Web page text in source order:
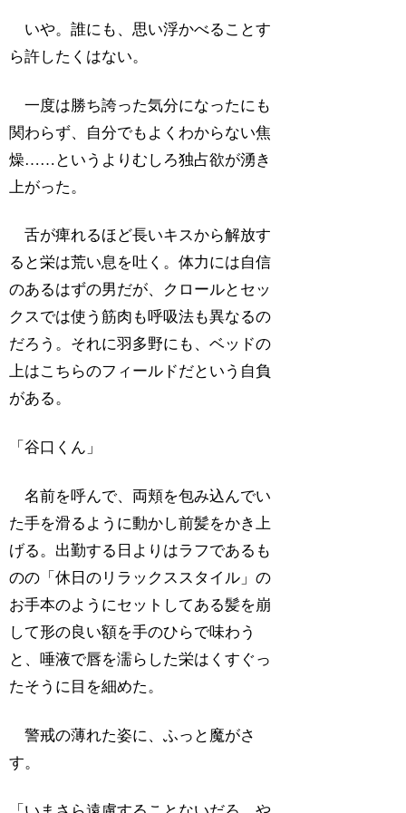
いや。誰にも、思い浮かべることす
ら許したくはない。
一度は勝ち誇った気分になったにも
関わらず、自分でもよくわからない焦
燥……というよりむしろ独占欲が湧き
上がった。
舌が痺れるほど長いキスから解放す
ると栄は荒い息を吐く。体力には自信
のあるはずの男だが、クロールとセッ
クスでは使う筋肉も呼吸法も異なるの
だろう。それに羽多野にも、ベッドの
上はこちらのフィールドだという自負
がある。
「谷口くん」
名前を呼んで、両頬を包み込んでい
た手を滑るように動かし前髪をかき上
げる。出勤する日よりはラフであるも
のの「休日のリラックススタイル」の
お手本のようにセットしてある髪を崩
して形の良い額を手のひらで味わう
と、唾液で唇を濡らした栄はくすぐっ
たそうに目を細めた。
警戒の薄れた姿に、ふっと魔がさ
す。